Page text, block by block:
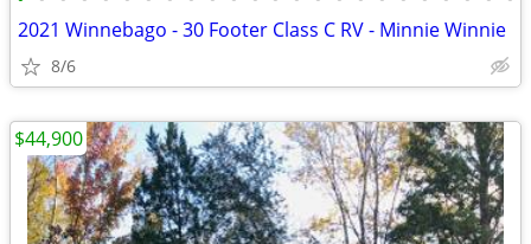
2021 Winnebago - 30 Footer Class C RV - Minnie Winnie
8/6
$44,900